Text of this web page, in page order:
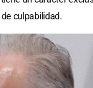
culpabilidad.